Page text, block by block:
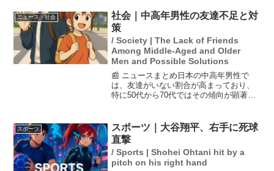
付属品ではなく、実際に遊びや移動に使
える設計がさ...
ニュース・社会
社会｜中高年男性の友達不足と対
策
/ Society | The Lack of Friends
Among Middle-Aged and Older
Men and Possible Solutions
📰 ニュースまとめ日本の中高年男性で
は、友達がいない割合が高まっており、
特に50代から70代ではその傾向が顕著で
能性もある。友人が少ないことが心疾患
リスクを高めるという...
スポーツ
スポーツ｜大谷翔平、右手に死球
直撃
/ Sports | Shohei Ohtani hit by a
pitch on his right hand